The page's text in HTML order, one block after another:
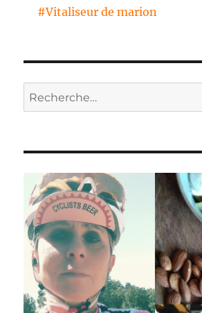
#Vitaliseur de marion
Recherche
pour :